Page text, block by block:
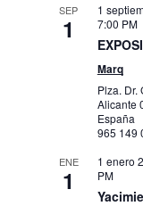
SEP
1
1
7:00 PM
Marq
Plza. Dr.
Alicante
España
965 149
ENE
1
1 enero
PM